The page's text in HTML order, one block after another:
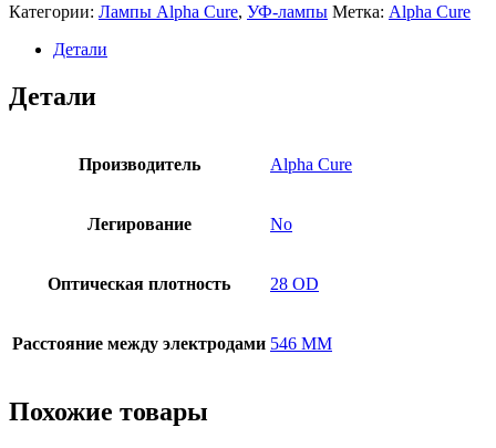
Категории: Лампы Alpha Cure, УФ-лампы Метка: Alpha Cure
Детали
Детали
Производитель Alpha Cure
Легирование No
Оптическая плотность 28 OD
Расстояние между электродами 546 MM
Похожие товары